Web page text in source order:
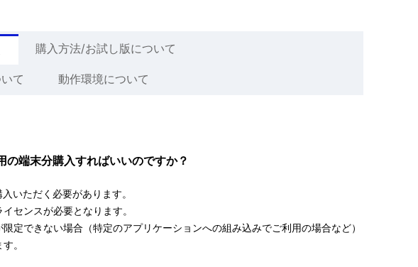
購入方法/お試し版について
て 動作環境について
端末分購入すればいいのですか？
いただく必要があります。
センスが必要となります。
定できない場合（特定のアプリケーションへの組み込みでご利用の場合など）
。